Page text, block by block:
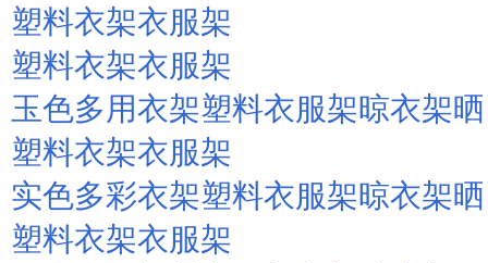
塑料衣架衣服架
塑料衣架衣服架
玉色多用衣架塑料衣服架晾衣架晒
塑料衣架衣服架
实色多彩衣架塑料衣服架晾衣架晒
塑料衣架衣服架